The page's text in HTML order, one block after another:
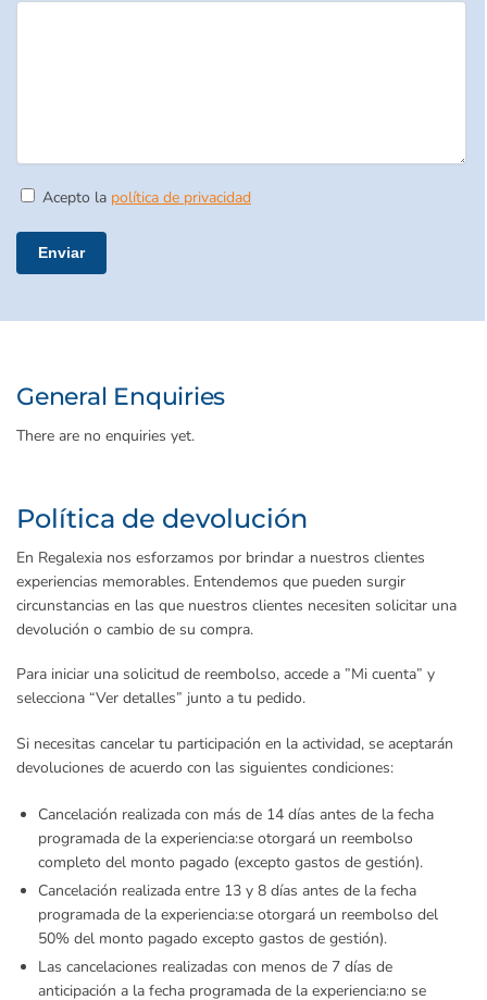
Por favor, deja este campo vacío.
Acepto la política de privacidad
General Enquiries
There are no enquiries yet.
Política de devolución
En Regalexia nos esforzamos por brindar a nuestros clientes
experiencias memorables. Entendemos que pueden surgir
circunstancias en las que nuestros clientes necesiten solicitar una
devolución o cambio de su compra.
Para iniciar una solicitud de reembolso, accede a ”Mi cuenta” y
selecciona “Ver detalles” junto a tu pedido.
Si necesitas cancelar tu participación en la actividad, se aceptarán
devoluciones de acuerdo con las siguientes condiciones:
Cancelación realizada con más de 14 días antes de la fecha
programada de la experiencia:se otorgará un reembolso
completo del monto pagado (excepto gastos de gestión).
Cancelación realizada entre 13 y 8 días antes de la fecha
programada de la experiencia:se otorgará un reembolso del
50% del monto pagado excepto gastos de gestión).
Las cancelaciones realizadas con menos de 7 días de
anticipación a la fecha programada de la experiencia:no se